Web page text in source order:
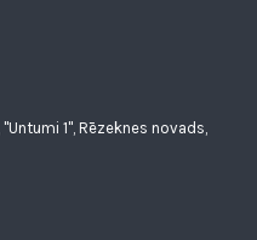
1", Rēzeknes novads,